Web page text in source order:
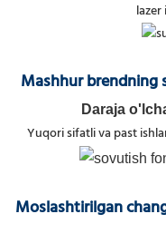
Mashhur
Daraja
Yuqori sifatli va past
Moslashtirilgan